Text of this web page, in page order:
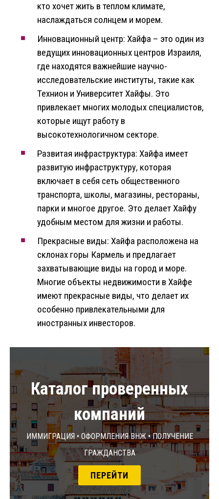
кто хочет жить в теплом климате,
наслаждаться солнцем и морем.
Инновационный центр: Хайфа – это один из
ведущих инновационных центров Израиля,
где находятся важнейшие научно-
исследовательские институты, такие как
Технион и Университет Хайфы. Это
привлекает многих молодых специалистов,
которые ищут работу в
высокотехнологичном секторе.
Развитая инфраструктура: Хайфа имеет
развитую инфраструктуру, которая
включает в себя сеть общественного
транспорта, школы, магазины, рестораны,
парки и многое другое. Это делает Хайфу
удобным местом для жизни и работы.
Прекрасные виды: Хайфа расположена на
склонах горы Кармель и предлагает
захватывающие виды на город и море.
Многие объекты недвижимости в Хайфе
имеют прекрасные виды, что делает их
особенно привлекательными для
иностранных инвесторов.
Каталог проверенных
компаний
Иммиграция • Оформления ВНЖ • Получение
гражданства
ПЕРЕЙТИ